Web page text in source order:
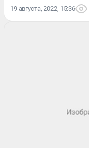
19 августа, 2022, 15:36